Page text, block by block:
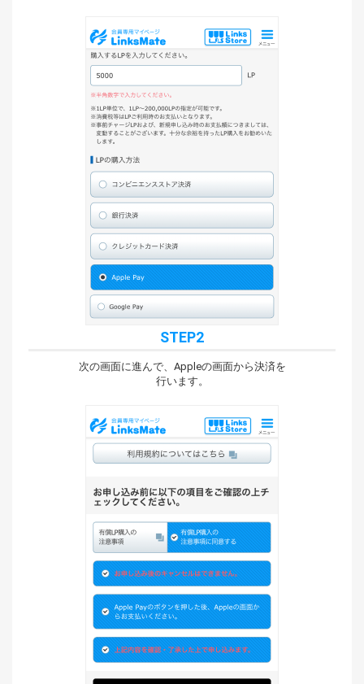
STEP2
次の画面に進んで、Appleの画面から決済を
行います。